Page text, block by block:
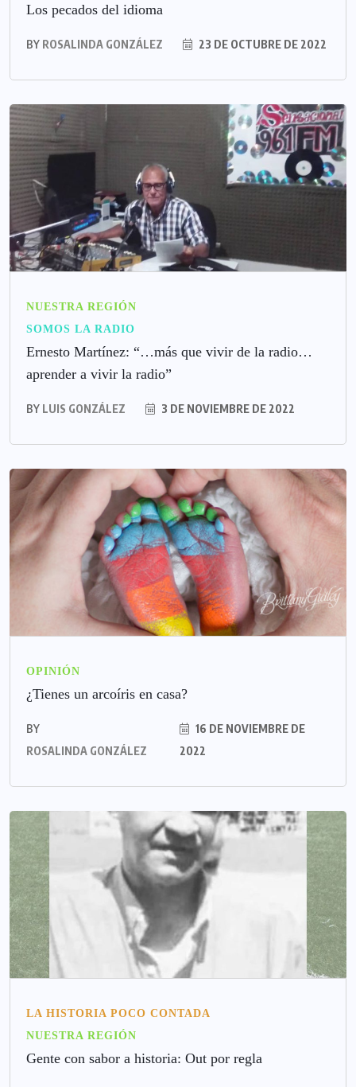
Los pecados del idioma
BY ROSALINDA GONZÁLEZ 23 DE OCTUBRE DE 2022
NUESTRA REGIÓN
SOMOS LA RADIO
Ernesto Martínez: “…más que vivir de la radio…
aprender a vivir la radio”
BY LUIS GONZÁLEZ 3 DE NOVIEMBRE DE 2022
OPINIÓN
¿Tienes un arcoíris en casa?
BY
ROSALINDA GONZÁLEZ
16 DE NOVIEMBRE DE
2022
LA HISTORIA POCO CONTADA
NUESTRA REGIÓN
Gente con sabor a historia: Out por regla